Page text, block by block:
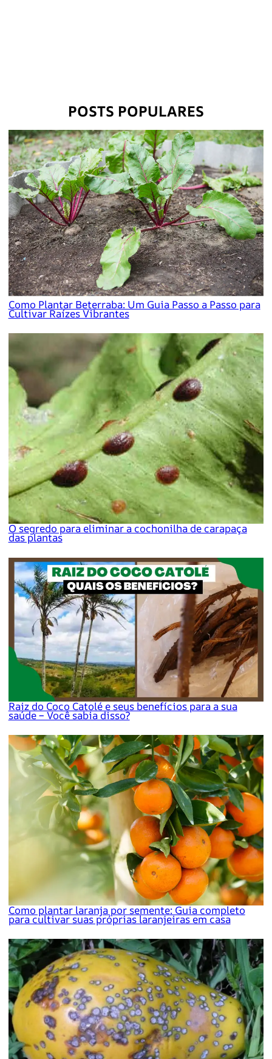
POSTS POPULARES
Como Plantar Beterraba: Um Guia Passo a Passo para
Cultivar Raízes Vibrantes
O segredo para eliminar a cochonilha de carapaça
das plantas
Raiz do Coco Catolé e seus benefícios para a sua
saúde – Você sabia disso?
Como plantar laranja por semente: Guia completo
para cultivar suas próprias laranjeiras em casa